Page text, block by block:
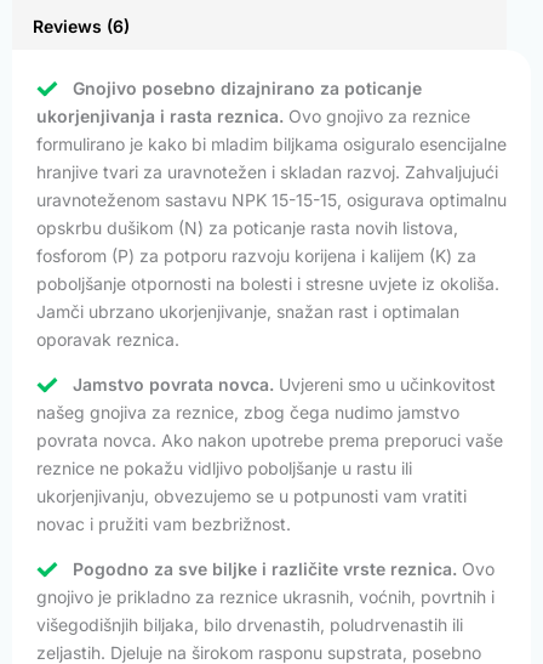
Reviews (6)
Gnojivo posebno dizajnirano za poticanje
ukorjenjivanja i rasta reznica. Ovo gnojivo za reznice
formulirano je kako bi mladim biljkama osiguralo esencijalne
hranjive tvari za uravnotežen i skladan razvoj. Zahvaljujući
uravnoteženom sastavu NPK 15-15-15, osigurava optimalnu
opskrbu dušikom (N) za poticanje rasta novih listova,
fosforom (P) za potporu razvoju korijena i kalijem (K) za
poboljšanje otpornosti na bolesti i stresne uvjete iz okoliša.
Jamči ubrzano ukorjenjivanje, snažan rast i optimalan
oporavak reznica.
Jamstvo povrata novca. Uvjereni smo u učinkovitost
našeg gnojiva za reznice, zbog čega nudimo jamstvo
povrata novca. Ako nakon upotrebe prema preporuci vaše
reznice ne pokažu vidljivo poboljšanje u rastu ili
ukorjenjivanju, obvezujemo se u potpunosti vam vratiti
novac i pružiti vam bezbrižnost.
Pogodno za sve biljke i različite vrste reznica. Ovo
gnojivo je prikladno za reznice ukrasnih, voćnih, povrtnih i
višegodišnjih biljaka, bilo drvenastih, poludrvenastih ili
zeljastih. Djeluje na širokom rasponu supstrata, posebno